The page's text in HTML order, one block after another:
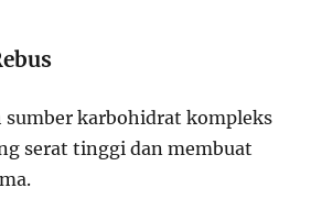
sumber karbohidrat kompleks
serat tinggi dan membuat